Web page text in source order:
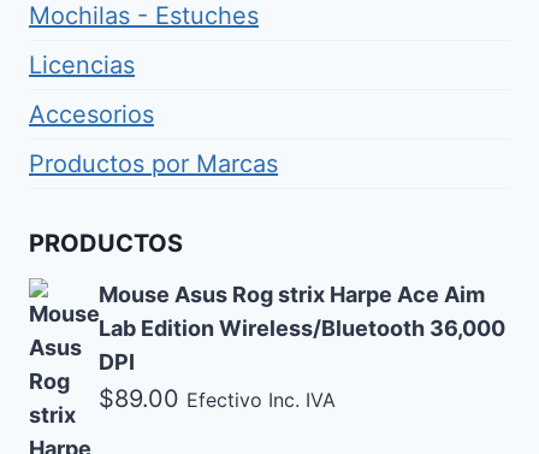
Mochilas - Estuches
Licencias
Accesorios
Productos por Marcas
PRODUCTOS
Mouse Asus Rog strix Harpe Ace Aim
Lab Edition Wireless/Bluetooth 36,000
DPI
$89.00 Efectivo Inc. IVA